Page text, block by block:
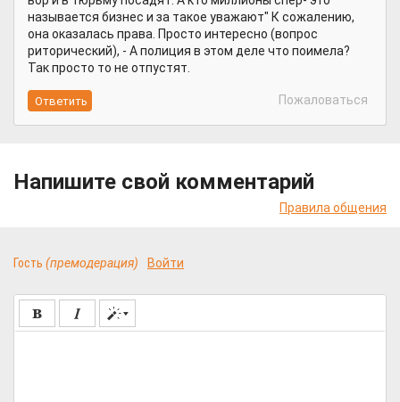
называется бизнес и за такое уважают" К сожалению,
она оказалась права. Просто интересно (вопрос
риторический), - А полиция в этом деле что поимела?
Так просто то не отпустят.
Пожаловаться
Напишите свой комментарий
Правила общения
Гость (премодерация) Войти